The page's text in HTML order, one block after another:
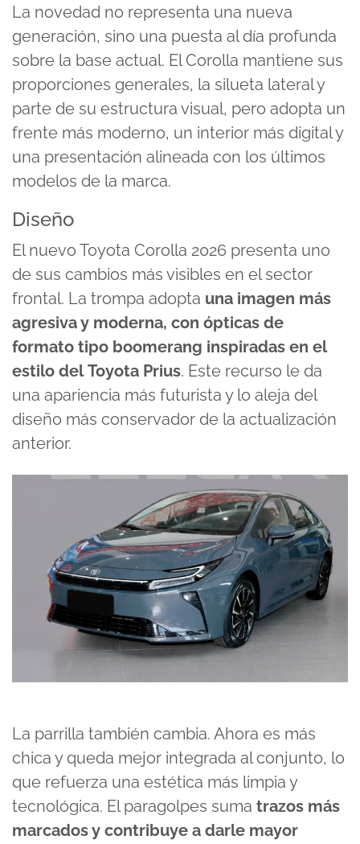
La novedad no representa una nueva
generación, sino una puesta al día profunda
sobre la base actual. El Corolla mantiene sus
proporciones generales, la silueta lateral y
parte de su estructura visual, pero adopta un
frente más moderno, un interior más digital y
una presentación alineada con los últimos
modelos de la marca.
Diseño
El nuevo Toyota Corolla 2026 presenta uno
de sus cambios más visibles en el sector
frontal. La trompa adopta una imagen más
agresiva y moderna, con ópticas de
formato tipo boomerang inspiradas en el
estilo del Toyota Prius. Este recurso le da
una apariencia más futurista y lo aleja del
diseño más conservador de la actualización
anterior.
La parrilla también cambia. Ahora es más
chica y queda mejor integrada al conjunto, lo
que refuerza una estética más limpia y
tecnológica. El paragolpes suma trazos más
marcados y contribuye a darle mayor